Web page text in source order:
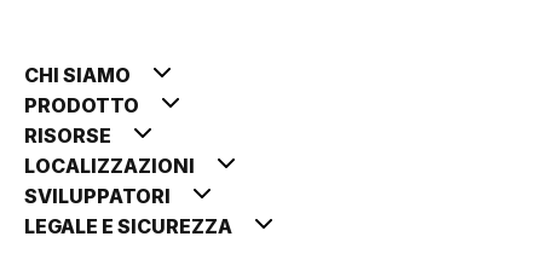
CHI SIAMO
PRODOTTO
RISORSE
LOCALIZZAZIONI
SVILUPPATORI
LEGALE E SICUREZZA